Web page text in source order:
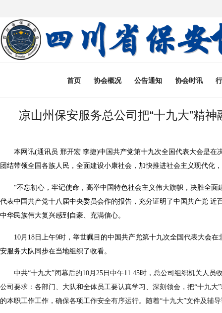
首页 协会概况 公告通知 协会时讯
凉山州保安服务总公司把“十九大”精
本网讯(通讯员 邢开宏 李捷)中国共产党第十九次全国代表大会是在
团结带领全国各族人民，全面建设小康社会，加快推进社会主义现代化
“不忘初心，牢记使命，高举中国特色社会主义伟大旗帜，决胜全
代表中国共产党十八届中央委员会作的报告，充分证明了中国共产党
中华民族伟大复兴感到自豪、充满信心。
10月18日上午9时，举世瞩目的中国共产党第十九次全国代表大会
安服务大队同步在当地组织了收看。
中共“十九大”闭幕后的10月25 日中午11:45时，总公司组织机关人员
公司要求：各部门、大队和全体员工要认真学习、深刻领会，把“十九大
的本职工作工作， 确保各项工作安全有序运行。 随着“十九大”文件及辅